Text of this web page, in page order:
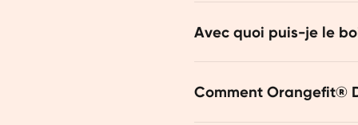
dosette contient 32,5 g.
Avec quoi puis-je le
favoris.
Comment Orangefit®